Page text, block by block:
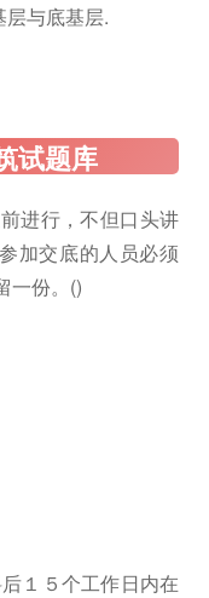
与底基层.
进行，不但口头讲
加交底的人员必须
一份。()
１５个工作日内在